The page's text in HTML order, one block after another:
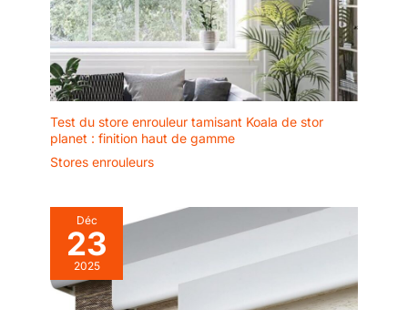
Test du store enrouleur tamisant Koala de stor
planet : finition haut de gamme
Stores enrouleurs
Déc
23
2025